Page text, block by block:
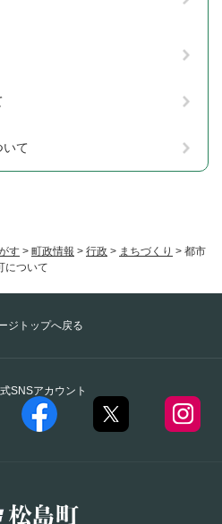
す > 町政情報 > 行政 > まちづくり > 都市
について
いて
SNSアカウント
ジトップへ戻る